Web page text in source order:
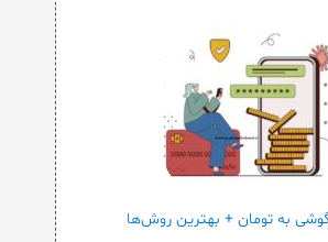
به تومان + بهترین روش‌ها